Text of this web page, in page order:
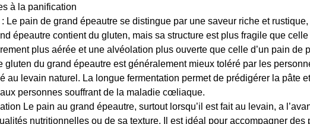
à la panification
Le pain de grand épeautre se distingue par une saveur riche et
épeautre contient du gluten, mais sa structure est plus fragile que
plus aérée et une alvéolation plus ouverte que celle d’un pain de
gluten du grand épeautre est généralement mieux toléré par les
au levain naturel. La longue fermentation permet de prédigérer la pâte
personnes souffrant de la maladie cœliaque.
Le pain au grand épeautre, surtout lorsqu’il est fait au levain, a
nutritionnelles ou de sa texture. Il est idéal pour accompagner